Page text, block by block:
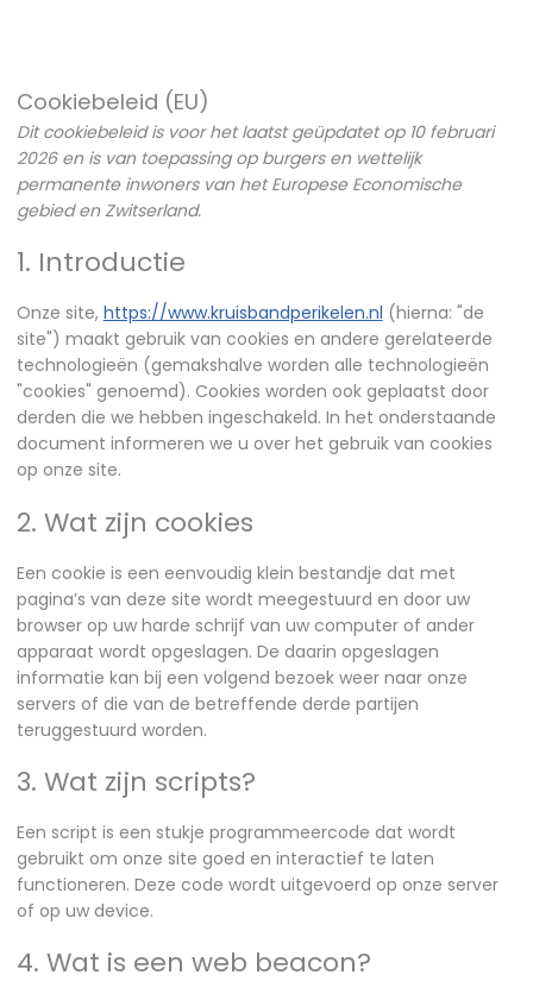
Cookiebeleid (EU)
Dit cookiebeleid is voor het laatst geüpdatet op 10 februari
2026 en is van toepassing op burgers en wettelijk
permanente inwoners van het Europese Economische
gebied en Zwitserland.
1. Introductie
Onze site, https://www.kruisbandperikelen.nl (hierna: "de
site") maakt gebruik van cookies en andere gerelateerde
technologieën (gemakshalve worden alle technologieën
"cookies" genoemd). Cookies worden ook geplaatst door
derden die we hebben ingeschakeld. In het onderstaande
document informeren we u over het gebruik van cookies
op onze site.
2. Wat zijn cookies
Een cookie is een eenvoudig klein bestandje dat met
pagina’s van deze site wordt meegestuurd en door uw
browser op uw harde schrijf van uw computer of ander
apparaat wordt opgeslagen. De daarin opgeslagen
informatie kan bij een volgend bezoek weer naar onze
servers of die van de betreffende derde partijen
teruggestuurd worden.
3. Wat zijn scripts?
Een script is een stukje programmeercode dat wordt
gebruikt om onze site goed en interactief te laten
functioneren. Deze code wordt uitgevoerd op onze server
of op uw device.
4. Wat is een web beacon?